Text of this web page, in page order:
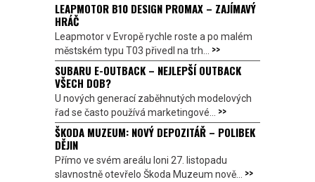
LEAPMOTOR B10 DESIGN PROMAX – ZAJÍMAVÝ
HRÁČ
Leapmotor v Evropě rychle roste a po malém
městském typu T03 přivedl na trh... >>
SUBARU E-OUTBACK – NEJLEPŠÍ OUTBACK
VŠECH DOB?
U nových generací zaběhnutých modelových
řad se často používá marketingové... >>
ŠKODA MUZEUM: NOVÝ DEPOZITÁŘ – POLIBEK
DĚJIN
Přímo ve svém areálu loni 27. listopadu
slavnostně otevřelo Škoda Muzeum nově... >>